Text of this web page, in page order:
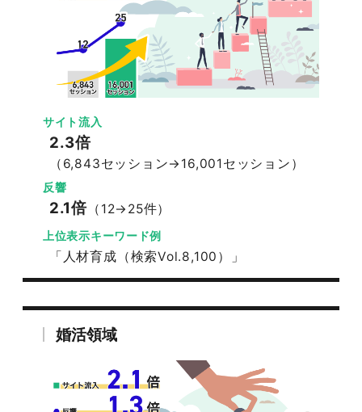
サイト流入
2.3倍
（6,843セッション→16,001セッション）
反響
2.1倍 （12→25件）
上位表示キーワード例
「人材育成（検索Vol.8,100）」
婚活領域